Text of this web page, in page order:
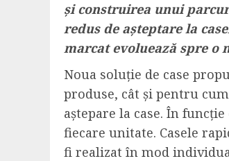
și construirea unui
redus de așteptare la
marcat evoluează spre o
Noua soluție de case
produse, cât și pentru
aștepare la case. În
fiecare unitate. Casele
fi realizat în mod